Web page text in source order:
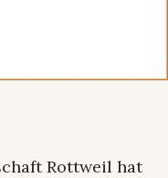
Rottweil hat